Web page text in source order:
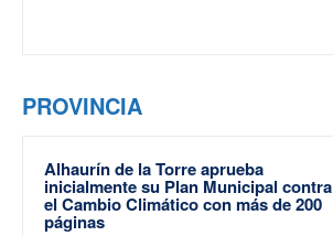
PROVINCIA
Alhaurín de la Torre aprueba
inicialmente su Plan Municipal contra
el Cambio Climático con más de 200
páginas